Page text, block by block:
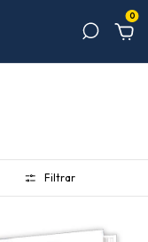
0
Filtrar